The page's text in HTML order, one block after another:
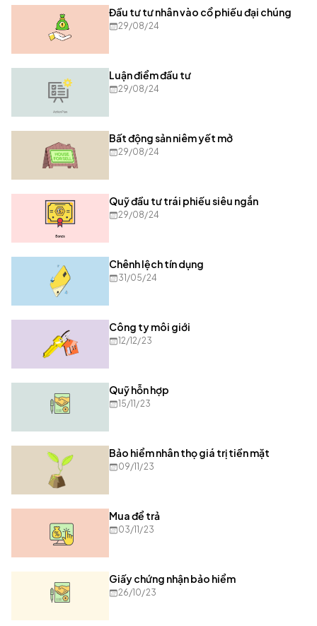
Đầu tư tư nhân vào cổ phiếu đại chúng
29/08/24
Luận điểm đầu tư
29/08/24
Bất động sản niêm yết mở
29/08/24
Quỹ đầu tư trái phiếu siêu ngắn
29/08/24
Chênh lệch tín dụng
31/05/24
Công ty môi giới
12/12/23
Quỹ hỗn hợp
15/11/23
Bảo hiểm nhân thọ giá trị tiền mặt
09/11/23
Mua để trả
03/11/23
Giấy chứng nhận bảo hiểm
26/10/23